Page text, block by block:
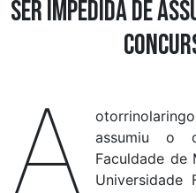
ser impedida de
A
assumiu o
Faculdade de
Universidade